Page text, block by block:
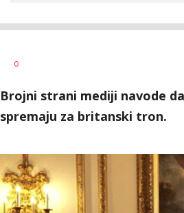
AUTOR
0
Brojni strani mediji navode
spremaju za britanski tron.